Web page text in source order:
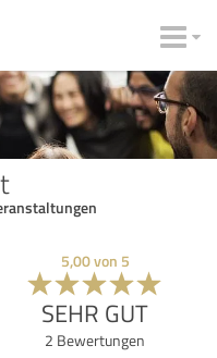
5,00von 5
SEHR GUT
2 Bewertungen